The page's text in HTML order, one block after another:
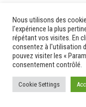
travaux utiles
TSUNAMI
TZCLD
uncategorized
Venir en Martinique
Video
Nous utilisons des
l'expérience la plus
répétant vos visites. En
consentez à l'utilisation
pouvez visiter les «
consentement contrôlé.
Cookie Settings